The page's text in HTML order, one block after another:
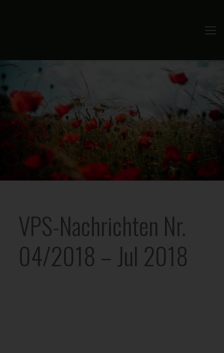
VPS-Nachrichten Nr.
04/2018 – Jul 2018